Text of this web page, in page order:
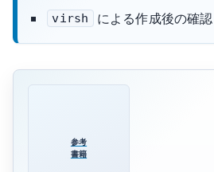
virsh による作成後の確認
参考
書籍